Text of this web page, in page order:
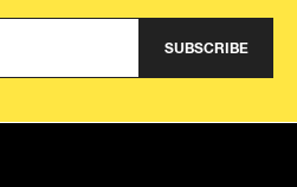
SUBSCRIBE